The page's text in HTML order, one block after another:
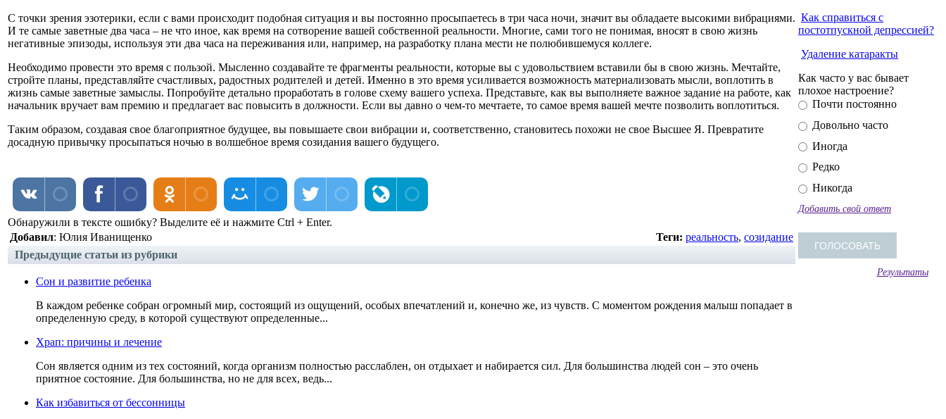
С точки зрения эзотерики, если с вами происходит подобная ситуация и вы постоянно просыпаетесь в три часа ночи, значит вы обладаете высокими вибрациями.
И те самые заветные два часа – не что иное, как время на сотворение вашей собственной реальности. Многие, сами того не понимая, вносят в свою жизнь
негативные эпизоды, используя эти два часа на переживания или, например, на разработку плана мести не полюбившемуся коллеге.
Необходимо провести это время с пользой. Мысленно создавайте те фрагменты реальности, которые вы с удовольствием вставили бы в свою жизнь. Мечтайте,
стройте планы, представляйте счастливых, радостных родителей и детей. Именно в это время усиливается возможность материализовать мысли, воплотить в
жизнь самые заветные замыслы. Попробуйте детально проработать в голове схему вашего успеха. Представьте, как вы выполняете важное задание на работе, как
начальник вручает вам премию и предлагает вас повысить в должности. Если вы давно о чем-то мечтаете, то самое время вашей мечте позволить воплотиться.
Таким образом, создавая свое благоприятное будущее, вы повышаете свои вибрации и, соответственно, становитесь похожи не свое Высшее Я. Превратите
досадную привычку просыпаться ночью в волшебное время созидания вашего будущего.
Обнаружили в тексте ошибку? Выделите её и нажмите Ctrl + Enter.
Добавил: Юлия Иванищенко Теги: реальность, созидание
Предыдущие статьи из рубрики
Сон и развитие ребенка
В каждом ребенке собран огромный мир, состоящий из ощущений, особых впечатлений и, конечно же, из чувств. С моментом рождения малыш попадает в
определенную среду, в которой существуют определенные...
Храп: причины и лечение
Сон является одним из тех состояний, когда организм полностью расслаблен, он отдыхает и набирается сил. Для большинства людей сон – это очень
приятное состояние. Для большинства, но не для всех, ведь...
Как избавиться от бессонницы
Как справиться с
постотпускной депрессией?
Удаление катаракты
Как часто у вас бывает
плохое настроение?
Почти постоянно
Довольно часто
Иногда
Редко
Никогда
Добавить свой ответ
Результаты